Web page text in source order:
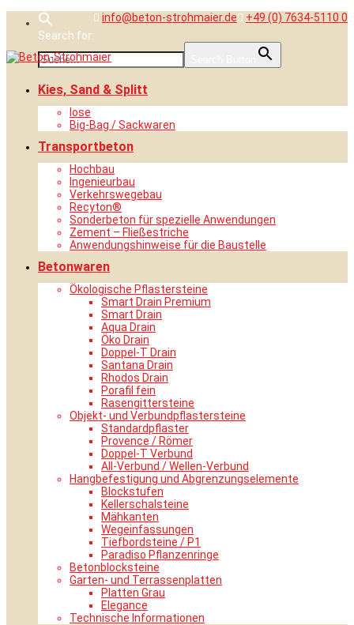
content
+49 (0) 7634-5110 0
info@beton-strohmaier.de
Search for:
Kies, Sand & Splitt
lose
Big-Bag / Sackwaren
Transportbeton
Hochbau
Ingenieurbau
Verkehrswegebau
Recyton®
Sonderbeton für spezielle Anwendungen
Zement – Fließestriche
Anwendungshinweise für die Baustelle
Betonwaren
Ökologische Pflastersteine
Smart Drain Premium
Smart Drain
Aqua Drain
Öko Drain
Doppel-T Drain
Santana Drain
Rhodos Drain
Porafil fein
Rasengittersteine
Objekt- und Verbundpflastersteine
Standardpflaster
Provence / Römer
Doppel-T Verbund
All-Verbund / Wellen-Verbund
Hangbefestigung und Abgrenzungselemente
Blockstufen
Kellerschalsteine
Mähkanten
Wegeinfassungen
Tiefbordsteine / P1
Paradiso Pflanzenringe
Betonblocksteine
Garten- und Terrassenplatten
Platten Grau
Elegance
Technische Informationen